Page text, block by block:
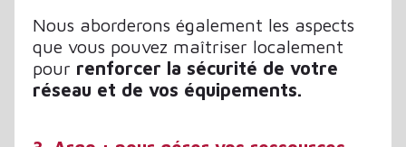
Nous aborderons également les aspects
que vous pouvez maîtriser localement
pour renforcer la sécurité de votre
réseau et de vos équipements.